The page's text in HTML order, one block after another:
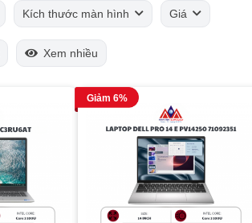
Kích thước màn hình Giá
Xem nhiều
Giảm 6%